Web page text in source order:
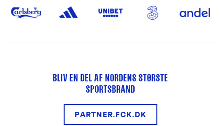
BLIV EN DEL AF NORDENS STØRSTE
SPORTSBRAND
PARTNER.FCK.DK